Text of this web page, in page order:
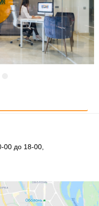
00 до 18-00,